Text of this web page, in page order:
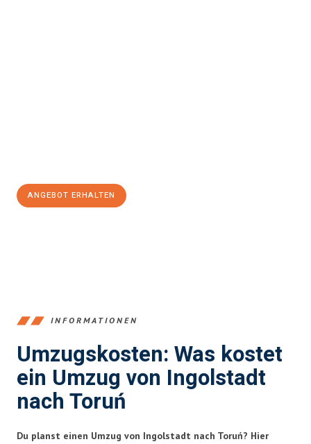
ANGEBOT ERHALTEN
INFORMATIONEN
Umzugskosten: Was kostet
ein Umzug von Ingolstadt
nach Toruń
Du planst einen Umzug von Ingolstadt nach Toruń? Hier